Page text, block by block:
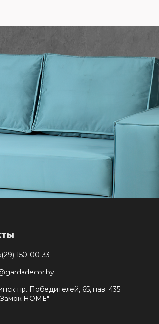
150-00-33
пр. Победителей, 65, пав. 435
HOME"